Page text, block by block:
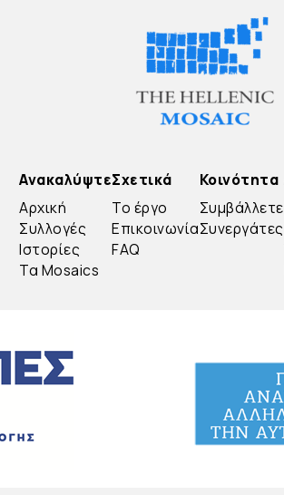
Ανακαλύψτε
Αρχική
Συλλογές
Ιστορίες
Τα Mosaics
Σχετικά
Το έργο
Επικοινωνία
FAQ
Κοινότητα
Συμβάλλετε
Συνεργάτες